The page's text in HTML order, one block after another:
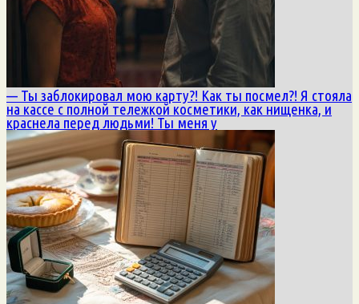
— Ты заблокировал мою карту?! Как ты посмел?! Я стояла
на кассе с полной тележкой косметики, как нищенка, и
краснела перед людьми! Ты меня у